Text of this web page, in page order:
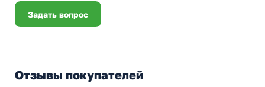
Задать вопрос
Отзывы покупателей